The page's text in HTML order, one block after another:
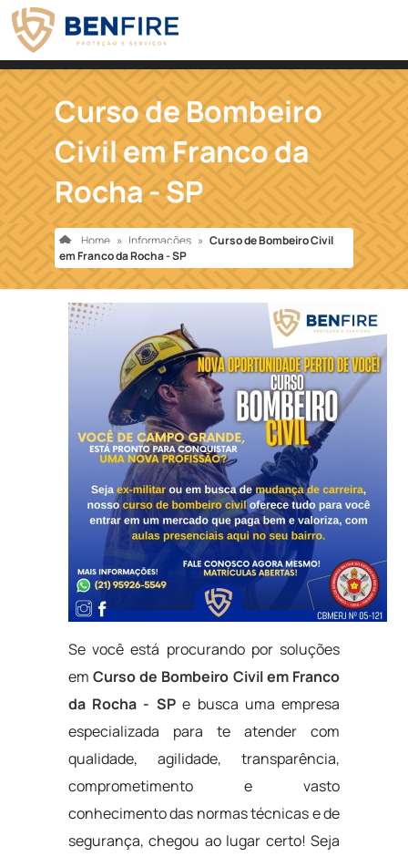
Curso de Bombeiro
Civil em Franco da
Rocha - SP
Home » Informações » Curso de Bombeiro Civil
em Franco da Rocha - SP
Se você está procurando por soluções
emCurso de Bombeiro Civil em Franco
da Rocha - SPe busca uma empresa
especializada para te atender com
qualidade, agilidade, transparência,
comprometimento e vasto
conhecimento das normas técnicas e de
segurança, chegou ao lugar certo! Seja